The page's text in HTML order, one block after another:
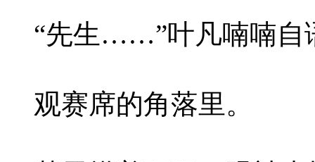
“先生……”叶凡喃喃自
观赛席的角落里。